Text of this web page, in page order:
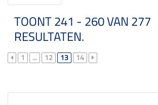
TOONT 241 - 260 VAN 277
RESULTATEN.
1 ... 12 13 14